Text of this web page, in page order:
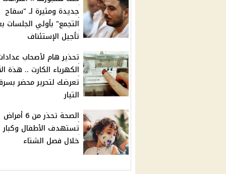
جديدة ومثيرة لـ "سفاح
التجمع" بأولي الجلسات
تأجيل الإستئناف
تحذير هام لأصحاب
الكهرباء الكارت .. هذة
تعرضك لتحرير محضر
التيار
الصحة تحذر من 6 أمراض
تستهدف الأطفال
خلال فصل الشتاء